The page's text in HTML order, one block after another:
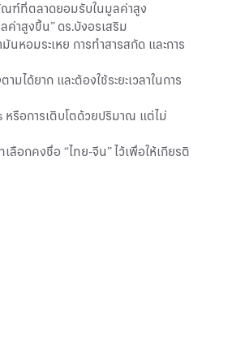
ณฑ์ที่ตลาดยอมรับในมูลค่าสูง
าสูงขึ้น” ดร.บังอรเสริม
หอมระเหย การทำสารสกัด และการ
ด้ยาก และต้องใช้ระยะเวลาในการ
รือการเติบโตด้วยปริมาณ แต่ไม่
อกคงชื่อ “ไทย-จีน” ไว้เพื่อให้เกียรติ